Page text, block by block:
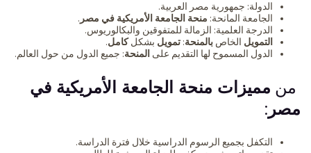
الدولة: جمهورية مصر العربية.
الجامعة المانحة: منحة الجامعة الأمريكية في مصر .
الدرجة العلمية: الزمالة للمتفوقين والبكالوريوس.
التمويل الخاصبالمنحة:تمويل بشكلكامل.
الدول المسموح لها التقديم على المنحة: جميع الدول من حول العالم.
من مميزات منحة الجامعة الأمريكية في
مصر :
التكفل بجميع الرسوم الدراسية خلال فترة الدراسة.